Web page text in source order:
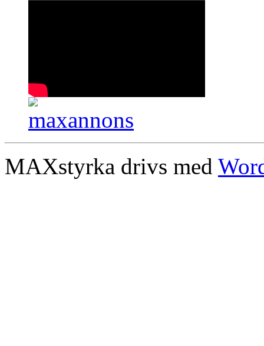
MAXstyrka drivs med